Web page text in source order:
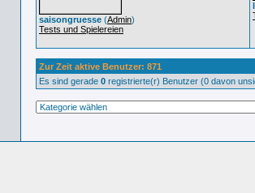
saisongruesse (Admin)
Tests und Spielereien
Zur Zeit aktive Benutzer: 871
Es sind gerade 0 registrierte(r) Benutzer (0 davon